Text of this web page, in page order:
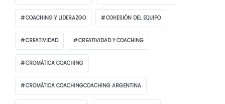
COACHING Y LIDERAZGO COHESIÓN DEL EQUIPO
CREATIVIDAD CREATIVIDAD Y COACHING
CROMÁTICA COACHING
CROMÁTICA COACHINGCOACHING ARGENTINA